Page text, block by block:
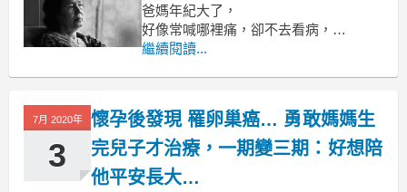
爸媽年紀大了，
好像常喊哪裡痛，卻不去看病，
見到孩子，又常嚷嚷著自己不想活
或是真的想尋死？
繼續閱讀...
7月 2020年
3
懷孕後發現 罹卵巢癌… 勇敢媽媽生
完兒子才治療，一期變三期：好想陪
他平安長大…